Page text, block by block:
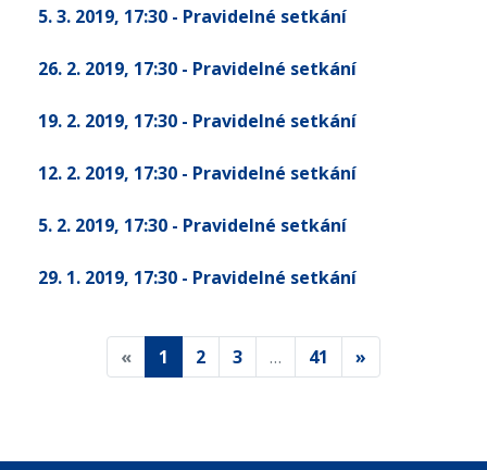
5. 3. 2019, 17:30 - Pravidelné setkání
26. 2. 2019, 17:30 - Pravidelné setkání
19. 2. 2019, 17:30 - Pravidelné setkání
12. 2. 2019, 17:30 - Pravidelné setkání
5. 2. 2019, 17:30 - Pravidelné setkání
29. 1. 2019, 17:30 - Pravidelné setkání
« 1 2 3 … 41 »